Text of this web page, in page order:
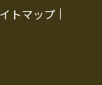
トマップ